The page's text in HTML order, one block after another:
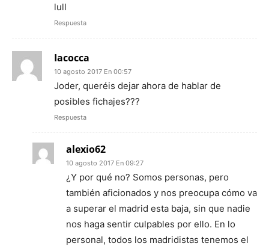
lull
Respuesta
Iacocca
10 agosto 2017 En 00:57
Joder, queréis dejar ahora de hablar de
posibles fichajes???
Respuesta
alexio62
10 agosto 2017 En 09:27
¿Y por qué no? Somos personas, pero
también aficionados y nos preocupa cómo va
a superar el madrid esta baja, sin que nadie
nos haga sentir culpables por ello. En lo
personal, todos los madridistas tenemos el